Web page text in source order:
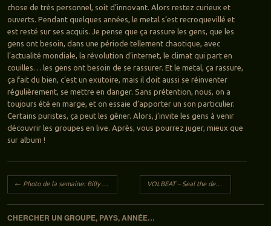
chose de très personnel, soit d’innovant. Alors restez curieux et
ouverts. Pendant quelques années, le metal s’est recroquevillé et
est resté sur ses acquis. Je pense que ça rassure les gens, que les
gens ont besoin, dans une période tellement chaotique, avec
l’actualité mondiale, la révolution d’internet, le climat qui part en
couilles… les gens ont besoin de se rassurer. Et le metal, ça rassure,
ça fait du bien, c’est un exutoire, mais il doit aussi se réinventer
régulièrement, se mettre en danger. Sans prétention, nous, on a
toujours été en marge, et on essaie d’apporter un son particulier.
Certains puristes, ça peut les gêner. Alors, j’invite les gens à venir
découvrir les groupes en live. Après, vous pourrez juger, mieux que
sur album !
Navigation des articles
← Photo de la semaine: Billy GIBBONS (ZZ TOP) VOLBEAT – Seal the deal & let’s boogie
CHERCHER UN GROUPE, PAYS, ANNÉE…